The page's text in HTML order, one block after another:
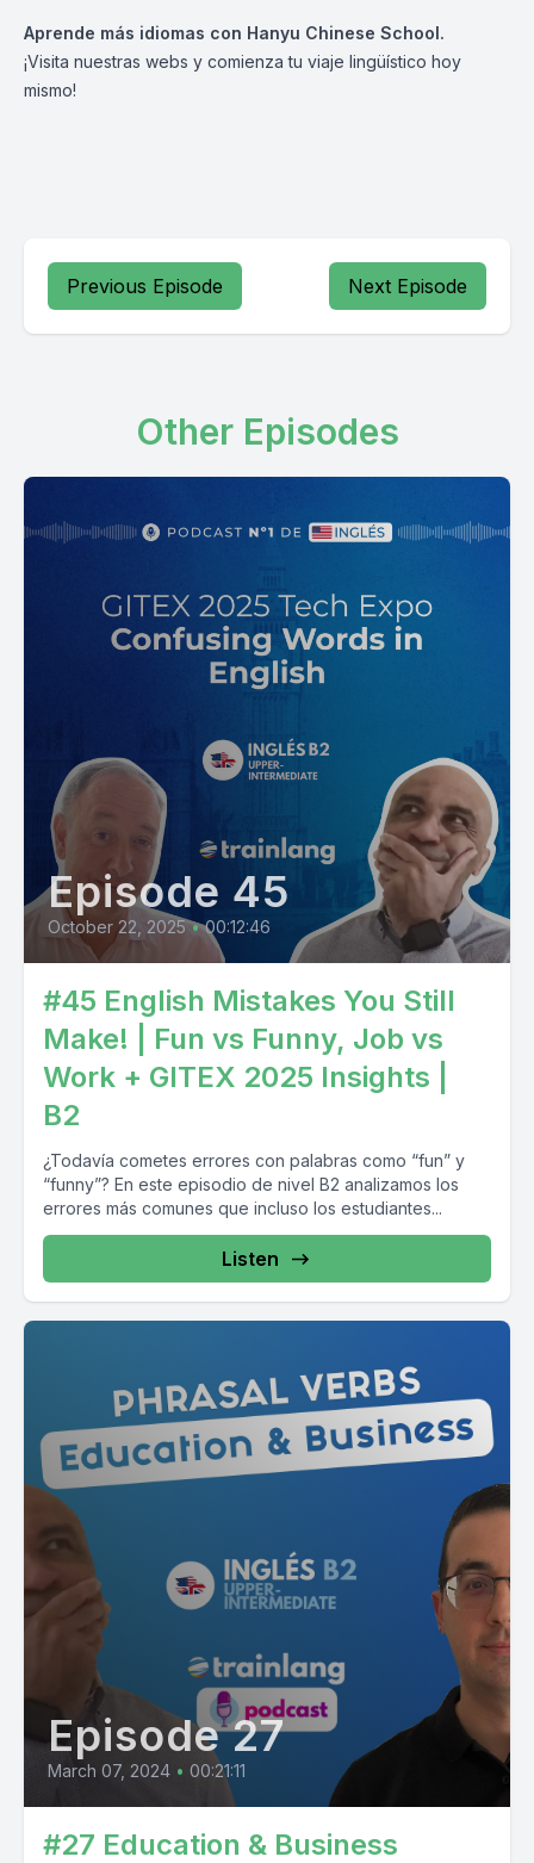
Aprende más idiomas con Hanyu Chinese School.
¡Visita nuestras webs y comienza tu viaje lingüístico hoy
mismo!
Previous Episode Next Episode
Other Episodes
Episode 45
October 22, 2025 • 00:12:46
#45 English Mistakes You Still
Make! | Fun vs Funny, Job vs
Work + GITEX 2025 Insights |
B2
¿Todavía cometes errores con palabras como “fun” y
“funny”? En este episodio de nivel B2 analizamos los
errores más comunes que incluso los estudiantes...
Listen
Episode 27
March 07, 2024 • 00:21:11
#27 Education & Business